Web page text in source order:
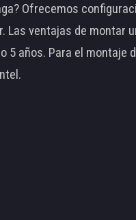
Ofrecemos
ventajas de
años. Para el montaje